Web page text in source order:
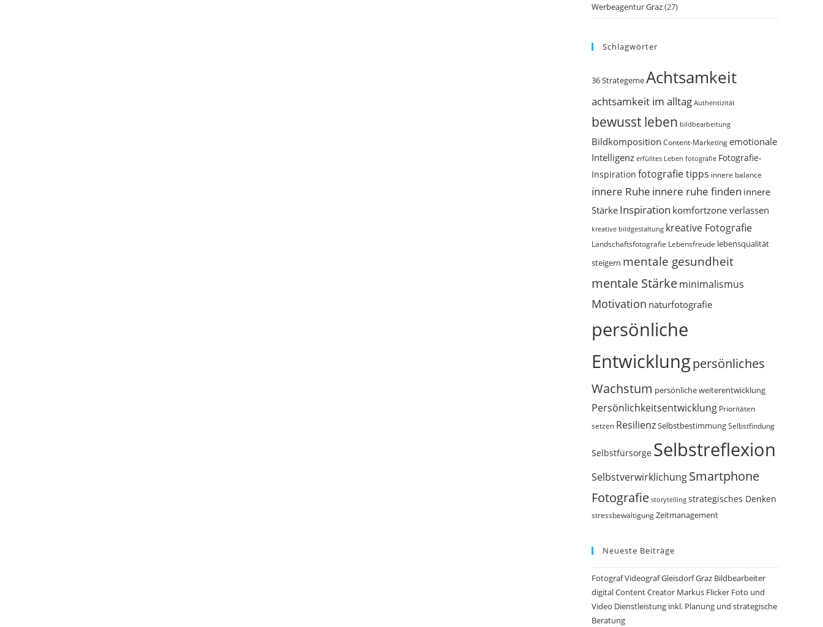
Werbeagentur Graz(27)
Schlagwörter
36 StrategemeAchtsamkeit
achtsamkeit im alltag Authentizität
bewusst leben bildbearbeitung
Bildkomposition Content-Marketingemotionale
Intelligenz erfülltes Leben fotografie Fotografie-
Inspiration fotografie tipps innere balance
innere Ruhe innere ruhe finden innere
Stärke Inspiration komfortzone verlassen
kreative bildgestaltung kreative Fotografie
Landschaftsfotografie Lebensfreude lebensqualität
steigern mentale gesundheit
mentale Stärkeminimalismus
Motivation naturfotografie
persönliche
Entwicklungpersönliches
Wachstum persönliche weiterentwicklung
Persönlichkeitsentwicklung Prioritäten
setzen ResilienzSelbstbestimmungSelbstfindung
Selbstfürsorge Selbstreflexion
SelbstverwirklichungSmartphone
Fotografie storytelling strategisches Denken
stressbewältigung Zeitmanagement
Neueste Beiträge
Fotograf Videograf Gleisdorf Graz Bildbearbeiter
digital Content Creator Markus Flicker Foto und
Video Dienstleistung inkl. Planung und strategische
Beratung